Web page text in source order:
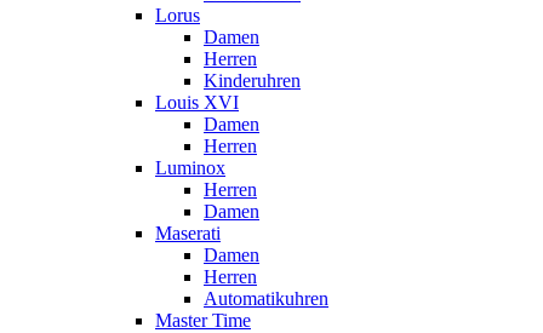
Lorus
Damen
Herren
Kinderuhren
Louis XVI
Damen
Herren
Luminox
Herren
Damen
Maserati
Damen
Herren
Automatikuhren
Master Time